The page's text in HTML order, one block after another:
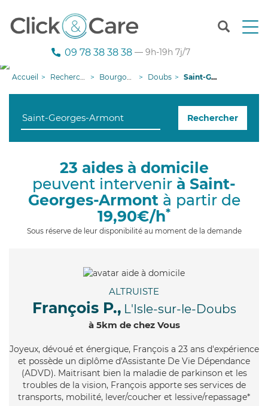
T
n
g
09 78 38 38 38 — 9h-19h 7j/7
Accueil Recherche aide à domicile Bourgogne-Franche-Comté Doubs Saint-Georges-Armont
Rechercher
23 aides à domicile
peuvent intervenir à Saint-
Georges-Armontà partir de
19,90€/h*
Sous réserve de leur disponibilité au moment de la demande
ALTRUISTE
François P., L'Isle-sur-le-Doubs
à 5km de chez Vous
Joyeux, dévoué et énergique, François a 23 ans d'expérience
et possède un diplôme d'Assistante De Vie Dépendance
(ADVD). Maitrisant bien la maladie de parkinson et les
troubles de la vision, François apporte ses services de
transports, mobilité, lever/coucher et lessive/repassage*